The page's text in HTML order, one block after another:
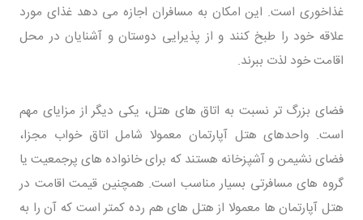
غذاخوری است. این امکان به مسافران اجازه می دهد غذای مورد
علاقه خود را طبخ کنند و از پذیرایی دوستان و آشنایان در محل
اقامت خود لذت ببرند.
فضای بزرگ تر نسبت به اتاق های هتل، یکی دیگر از مزایای مهم
است. واحدهای هتل آپارتمان معمولا شامل اتاق خواب مجزا،
فضای نشیمن و آشپزخانه هستند که برای خانواده های پرجمعیت یا
گروه های مسافرتی بسیار مناسب است. همچنین قیمت اقامت در
هتل آپارتمان ها معمولا از هتل های هم رده کمتر است که آن را به